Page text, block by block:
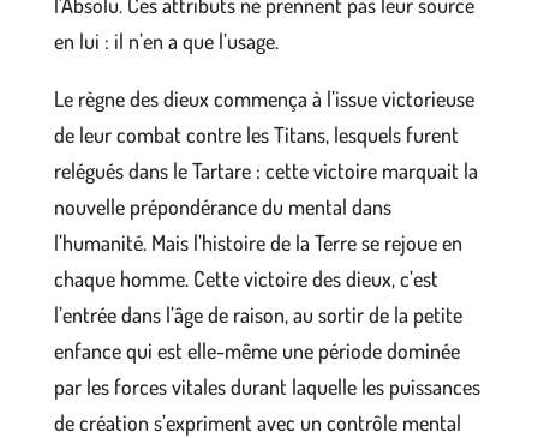
en lui : il n’en a que l’usage.
Le règne des dieux commença à l’issue victorieuse
de leur combat contre les Titans, lesquels furent
relégués dans le Tartare : cette victoire marquait la
nouvelle prépondérance du mental dans
l’humanité. Mais l’histoire de la Terre se rejoue en
chaque homme. Cette victoire des dieux, c’est
l’entrée dans l’âge de raison, au sortir de la petite
enfance qui est elle-même une période dominée
par les forces vitales durant laquelle les puissances
de création s’expriment avec un contrôle mental